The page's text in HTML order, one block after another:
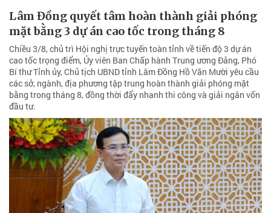
Lâm Đồng quyết tâm hoàn thành giải phóng
mặt bằng 3 dự án cao tốc trong tháng 8
Chiều 3/8, chủ trì Hội nghị trực tuyến toàn tỉnh về tiến độ 3 dự án
cao tốc trọng điểm, Ủy viên Ban Chấp hành Trung ương Đảng, Phó
Bí thư Tỉnh ủy, Chủ tịch UBND tỉnh Lâm Đồng Hồ Văn Mười yêu cầu
các sở, ngành, địa phương tập trung hoàn thành giải phóng mặt
bằng trong tháng 8, đồng thời đẩy nhanh thi công và giải ngân vốn
đầu tư.